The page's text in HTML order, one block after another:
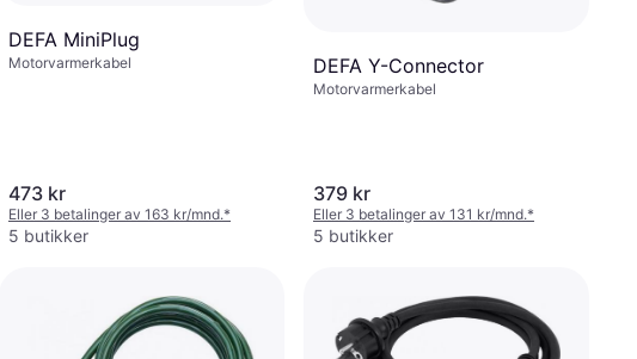
DEFA MiniPlug
Motorvarmerkabel
473 kr
Eller 3 betalinger av 163 kr/mnd.*
5 butikker
DEFA Y-Connector
Motorvarmerkabel
379 kr
Eller 3 betalinger av 131 kr/mnd.*
5 butikker